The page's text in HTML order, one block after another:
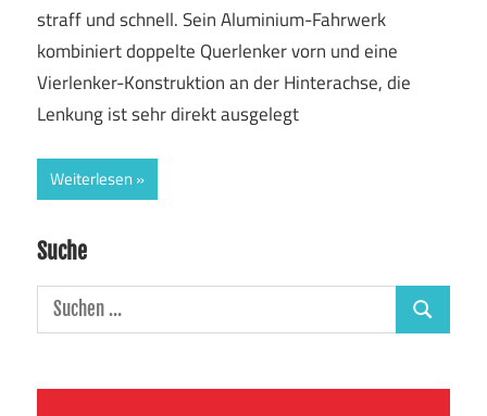
straff und schnell. Sein Aluminium-Fahrwerk
kombiniert doppelte Querlenker vorn und eine
Vierlenker-Konstruktion an der Hinterachse, die
Lenkung ist sehr direkt ausgelegt
Weiterlesen
Suche
Suchen
nach:
Suchen